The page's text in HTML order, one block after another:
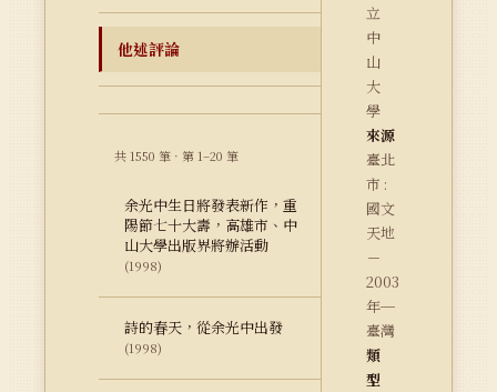
他述評論
共 1550 筆 · 第 1–20 筆
余光中生日將發表新作，重
陽節七十大壽，高雄市、中
山大學出版界將辦活動
(1998)
詩的春天，從余光中出發
(1998)
立
中
山
大
學
來源
臺北
市 :
國文
天地
－
2003
年─
臺灣
類
型